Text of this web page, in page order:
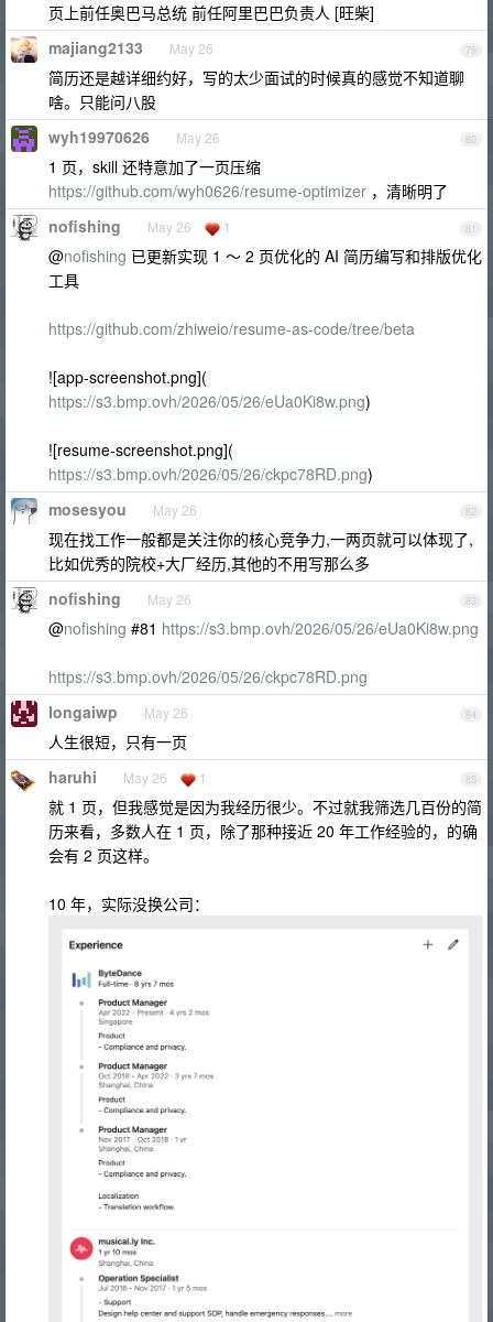
页上前任奥巴马总统 前任阿里巴巴负责人 [旺柴]
79
majiang2133 May 26
简历还是越详细约好，写的太少面试的时候真的感觉不知道聊
啥。只能问八股
80
wyh19970626 May 26
1 页，skill 还特意加了一页压缩
https://github.com/wyh0626/resume-optimizer ，清晰明了
81
nofishing May 26 1
@nofishing 已更新实现 1 ～ 2 页优化的 AI 简历编写和排版优化
工具
https://github.com/zhiweio/resume-as-code/tree/beta
![app-screenshot.png](
https://s3.bmp.ovh/2026/05/26/eUa0Ki8w.png)
![resume-screenshot.png](
https://s3.bmp.ovh/2026/05/26/ckpc78RD.png)
82
mosesyou May 26
现在找工作一般都是关注你的核心竞争力,一两页就可以体现了,
比如优秀的院校+大厂经历,其他的不用写那么多
83
nofishing May 26
@nofishing #81 https://s3.bmp.ovh/2026/05/26/eUa0Ki8w.png
https://s3.bmp.ovh/2026/05/26/ckpc78RD.png
84
longaiwp May 26
人生很短，只有一页
85
haruhi May 26 1
就 1 页，但我感觉是因为我经历很少。不过就我筛选几百份的简
历来看，多数人在 1 页，除了那种接近 20 年工作经验的，的确
会有 2 页这样。
10 年，实际没换公司：